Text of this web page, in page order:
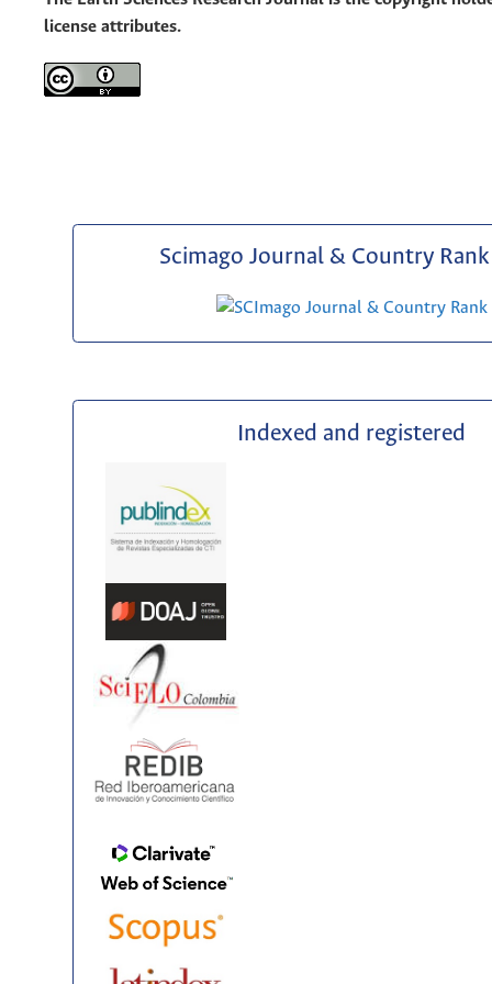
license attributes.
Scimago Journal & Country Rank
Indexed and registered